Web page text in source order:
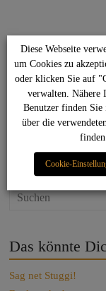
Rechtliches
Datenschutzhinweise
Haftungsausschluss
Cookie-Hinweise
Das könnte
Sag net Stuggi!
Diese Webseite
um Cookies zu
oder klicken Sie auf
verwalten. Nähere
Benutzer finden
über die
Cookie-